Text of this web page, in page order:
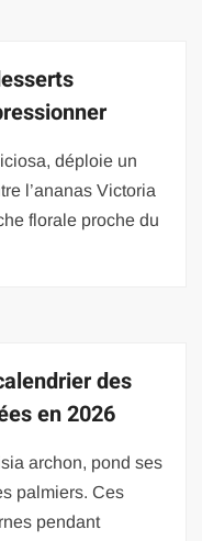
déploie un
l’ananas Victoria
florale proche du
des
en 2026
archon, pond ses
palmiers. Ces
pendant